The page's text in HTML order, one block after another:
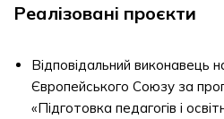
Реалізовані проєкти
Відповідальний виконавець
Європейського Союзу за
«Підготовка педагогів і